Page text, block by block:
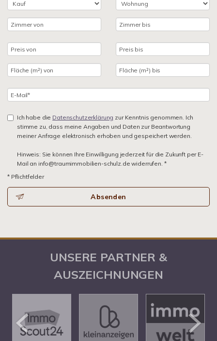
Ich habe die Datenschutzerklärung zur Kenntnis genommen. Ich
stimme zu, dass meine Angaben und Daten zur Beantwortung
meiner Anfrage elektronisch erhoben und gespeichert werden.
Hinweis: Sie können Ihre Einwilligung jederzeit für die Zukunft per E-
Mail an info@traumimmobilien-schulz.de widerrufen. *
* Pflichtfelder
Absenden
UNSERE PARTNER &
AUSZEICHNUNGEN